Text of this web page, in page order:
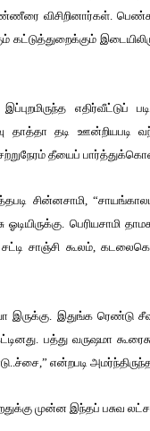
விசிறினார்கள்.
கட்டுத்துறைக்கும்
தடி ஊன்றியபடி
தீயைப்
சின்னசாமி,
பெரியசாமி
சாஞ்சி கூலம்,
இருக்கு. இதுங்க ரெண்டு
பத்து வருஷமா
என்றபடி
முன்ன இந்தப் பசுவ